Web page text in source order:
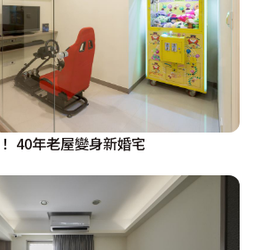
40年老屋變身新婚宅